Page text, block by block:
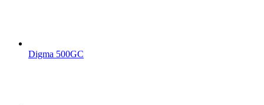
Digma 500GC